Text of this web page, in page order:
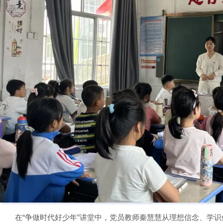
在“争做时代好少年”讲堂中，党员教师秦慧慧从理想信念、学